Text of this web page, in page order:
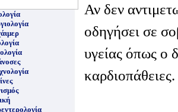
Αν δεν
οδηγήσει σε
υγείας όπως ο
καρδιοπάθειες.